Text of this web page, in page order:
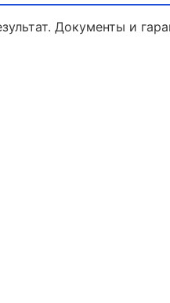
Документы и